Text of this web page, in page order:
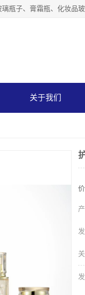
关于我们
价